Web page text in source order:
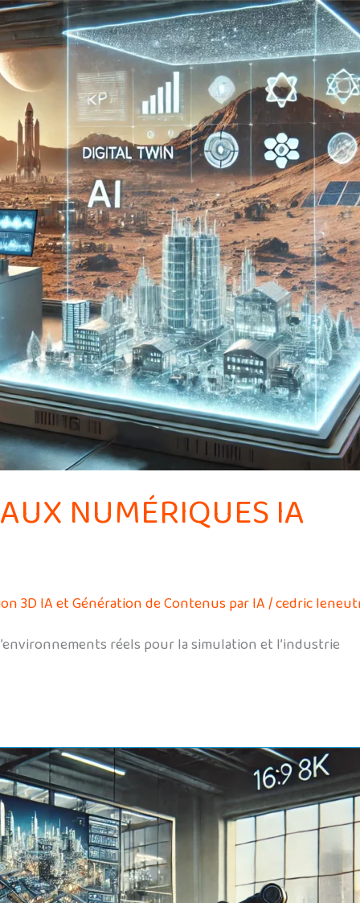
NUMÉRIQUES IA
3D IA et Génération de Contenus par IA/cedric
réels pour la simulation et l’industrie